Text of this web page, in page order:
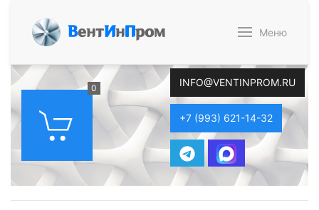
ВентИнПром Меню
0 INFO@VENTINPROM.RU
+7 (993) 621-14-32